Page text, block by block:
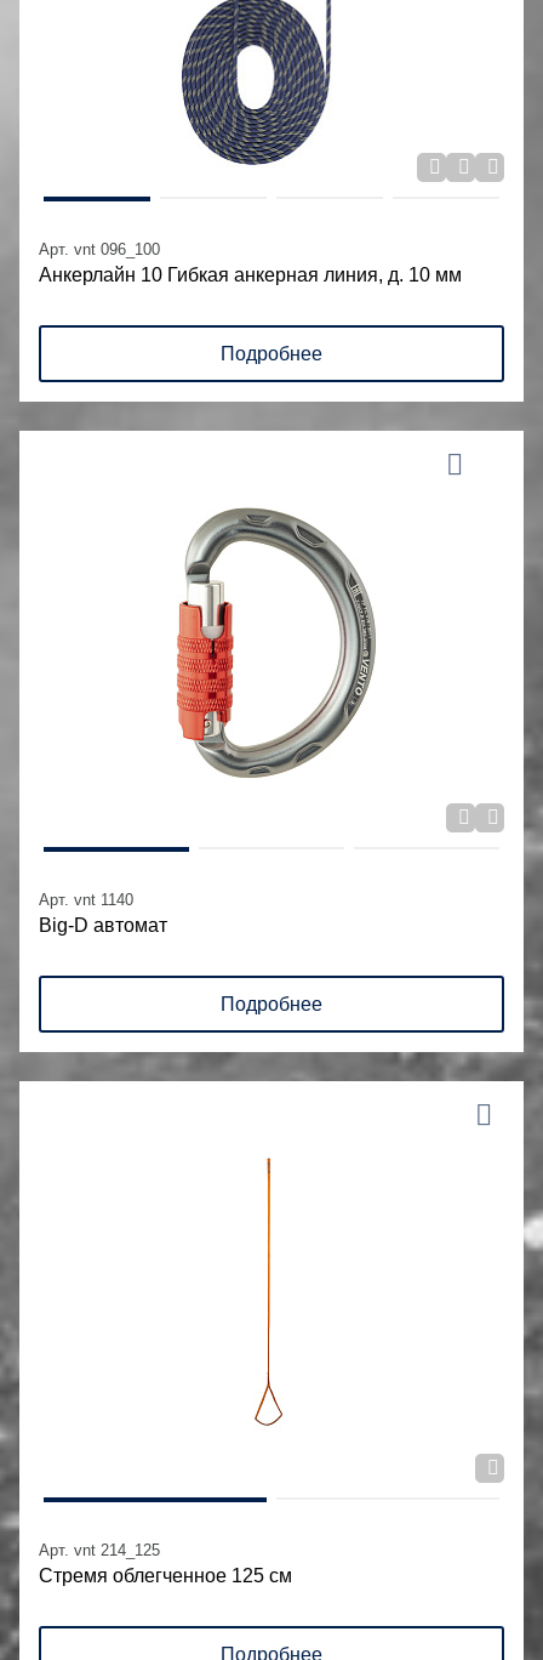
Арт. vnt 096_100
Анкерлайн 10 Гибкая анкерная линия, д. 10 мм
Подробнее
Арт. vnt 1140
Big-D автомат
Подробнее
Арт. vnt 214_125
Стремя облегченное 125 см
Подробнее